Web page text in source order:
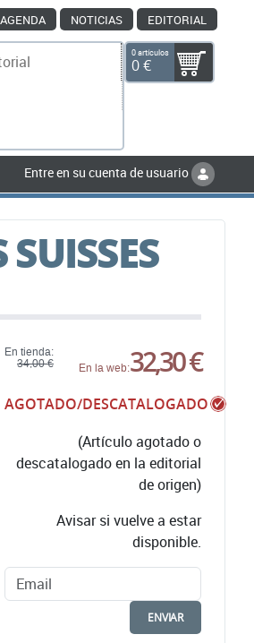
AGENDA NOTICIAS EDITORIAL
0 artículos
0 €
Entre en su cuenta de usuario
En tienda:
34,00 €
En la web:32,30 €
AGOTADO/DESCATALOGADO
(Artículo agotado o
descatalogado en la editorial
de origen)
Avisar si vuelve a estar
disponible.
ENVIAR